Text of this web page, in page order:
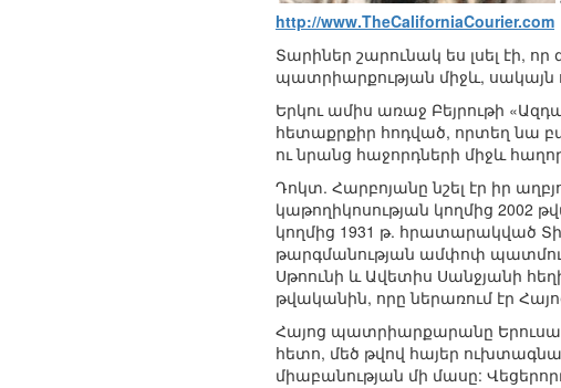
http://www.TheCaliforniaCourier.com
Տարիներ շարունակ ես լսել էի,
պատրիարքության միջև, սակայն
Երկու ամիս առաջ Բեյրութի
հետաքրքիր հոդված, որտեղ նա
ու նրանց հաջորդների միջև
Դոկտ. Հարբոյանը նշել էր իր
կաթողիկոսության կողմից 2002
կողմից 1931 թ. հրատարակված
թարգմանության ամփոփ
Սթոունի և Ավետիս Սանջյանի
թվականին, որը ներառում էր
Հայոց պատրիարքարանը
հետո, մեծ թվով հայեր
միաբանության մի մասը: